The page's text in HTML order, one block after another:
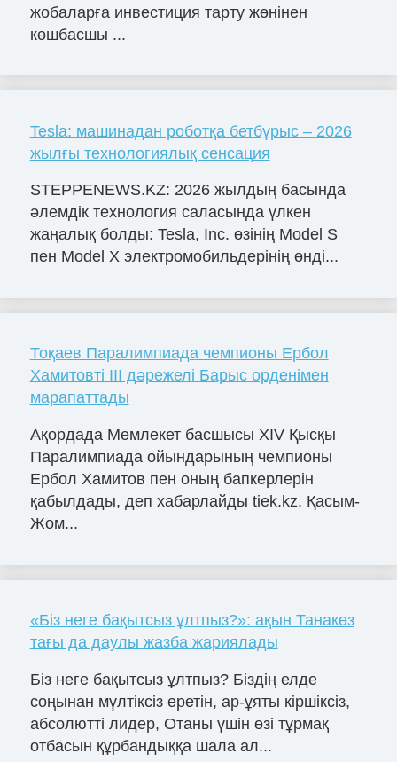
жобаларға инвестиция тарту жөнінен
көшбасшы ...
Tesla: машинадан роботқа бетбұрыс – 2026
жылғы технологиялық сенсация
STEPPENEWS.KZ: 2026 жылдың басында
әлемдік технология саласында үлкен
жаңалық болды: Tesla, Inc. өзінің Model S
пен Model X электромобильдерінің өнді...
Тоқаев Паралимпиада чемпионы Ербол
Хамитовті III дәрежелі Барыс орденімен
марапаттады
Ақордада Мемлекет басшысы ХІV Қысқы
Паралимпиада ойындарының чемпионы
Ербол Хамитов пен оның бапкерлерін
қабылдады, деп хабарлайды tiek.kz. Қасым-
Жом...
«Біз неге бақытсыз ұлтпыз?»: ақын Танакөз
тағы да даулы жазба жариялады
Біз неге бақытсыз ұлтпыз? Біздің елде
соңынан мүлтіксіз еретін, ар-ұяты кіршіксіз,
абсолютті лидер, Отаны үшін өзі тұрмақ
отбасын құрбандыққа шала ал...